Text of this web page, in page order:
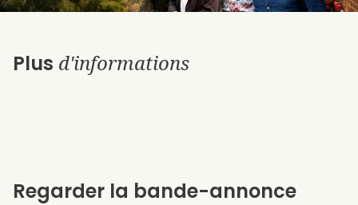
Plus d'informations
Regarder la bande-annonce